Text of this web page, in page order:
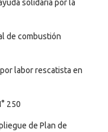
solidaria por la
de combustión
labor rescatista en
250
de Plan de